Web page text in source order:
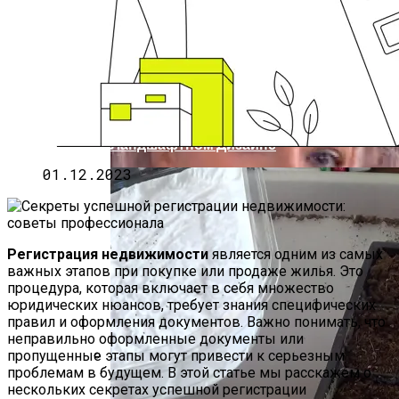
Административного Права: Как
Бороться И Как Устранить
5 Мифов О Работе Адвоката По
Ежа Сборная – Использование И
Применение В Озеленении И
Ландшафтном Дизайне
01.12.2023
Регистрация недвижимости является одним из самых
важных этапов при покупке или продаже жилья. Это
процедура, которая включает в себя множество
юридических нюансов, требует знания специфических
правил и оформления документов. Важно понимать, что
неправильно оформленные документы или
пропущенные этапы могут привести к серьезным
проблемам в будущем. В этой статье мы расскажем о
нескольких секретах успешной регистрации